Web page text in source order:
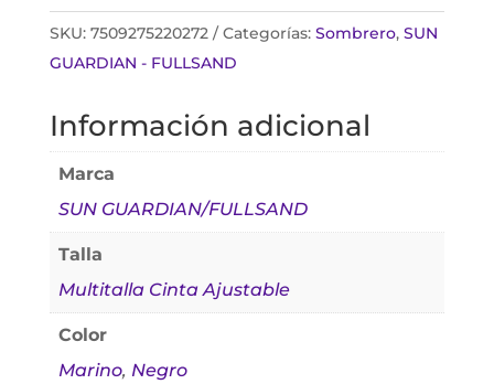
SKU: 7509275220272 Categorías: Sombrero, SUN
GUARDIAN - FULLSAND
Información adicional
Marca
SUN GUARDIAN/FULLSAND
Talla
Multitalla Cinta Ajustable
Color
Marino, Negro